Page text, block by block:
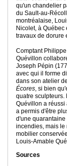
qu'un chandelier
du Sault-au-
montréalaise,
Nicolet, à
travaux de dorure
Comptant
Quévillon
Joseph Pépin
avec qui il forme
dans son atelier
Écores, si bien
quatre sculpteurs.
Quévillon a réussi
a permis d'être
d'une
incendies, mais le
mobilier
Louis-Amable
Sources